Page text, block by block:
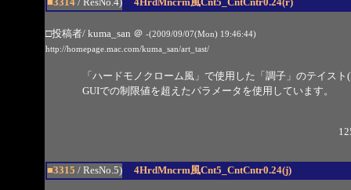
■3314/ ResNo.4) 4HrdMncrm風Cnt5_CntCntr0.24(r)
□投稿者/ kuma_san ＠ -(2009/09/07(Mon) 19:46:44)
http://homepage.mac.com/kuma_san/art_tast/
「ハードモノクローム風」で使用した「調子」のテイスト
GUIでの制限値を超えたパラメータを使用しています。
■3315 / ResNo.5) 4HrdMncrm風Cnt5_CntCntr0.24(j)